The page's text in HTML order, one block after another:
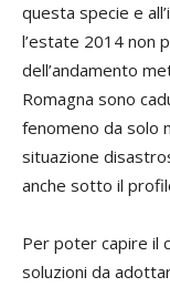
questa specie e
l’estate 2014 non
dell’andamento
Romagna sono
fenomeno da solo
situazione
anche sotto il
Per poter capire il
soluzioni da